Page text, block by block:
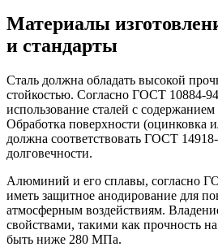
Материалы
и стандарты
Сталь должна обладать высокой
стойкостью. Согласно ГОСТ 10884-
использование сталей с
Обработка поверхности (оцинковка
должна соответствовать ГОСТ
долговечности.
Алюминий и его сплавы, согласно
иметь защитное анодирование для
атмосферным воздействиям.
свойствами, такими как прочность
быть ниже 280 МПа.